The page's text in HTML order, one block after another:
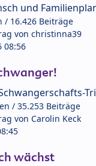
und
/ 16.426 Beiträge
von christinna39
08:56
/ 35.253 Beiträge
von Carolin Keck
wächst